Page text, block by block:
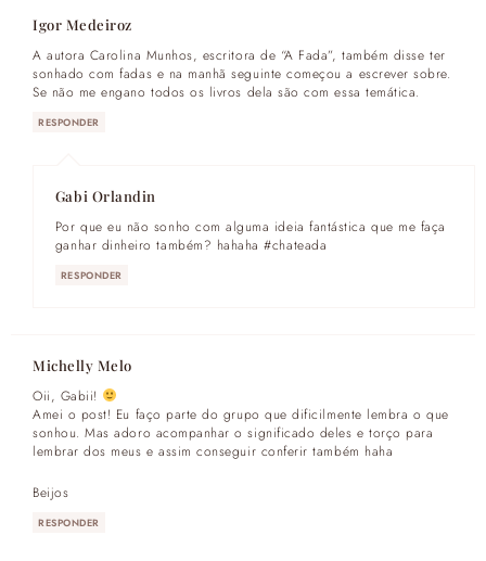
Igor Medeiroz
A autora Carolina Munhos, escritora de “A Fada”, também disse ter
sonhado com fadas e na manhã seguinte começou a escrever sobre.
Se não me engano todos os livros dela são com essa temática.
RESPONDER
Gabi Orlandin
Por que eu não sonho com alguma ideia fantástica que me faça
ganhar dinheiro também? hahaha #chateada
RESPONDER
Michelly Melo
Oii, Gabii!
Amei o post! Eu faço parte do grupo que dificilmente lembra o que
sonhou. Mas adoro acompanhar o significado deles e torço para
lembrar dos meus e assim conseguir conferir também haha
Beijos
RESPONDER